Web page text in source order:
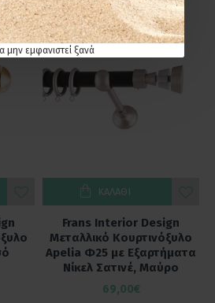
μην εμφανιστεί ξανά
Frans Interior Design
Μεταλλικό Κουρτινόξυλο
Apelia Φ25 με Εξαρτήματα
Νίκελ Σατινέ, Μαύρο
69,00€
ΚΑΛΆΘΙ